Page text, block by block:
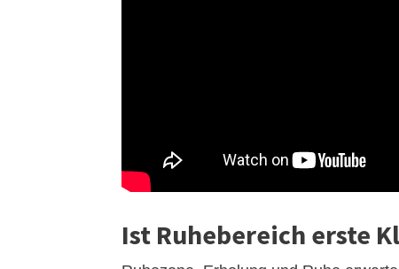
Ist Ruhebereich erste